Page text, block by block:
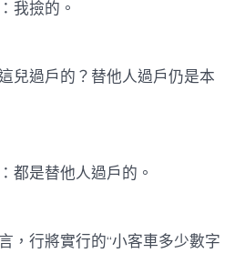
撿的。
過戶的？替他人過戶仍是本
是替他人過戶的。
行將實行的“小客車多少數字